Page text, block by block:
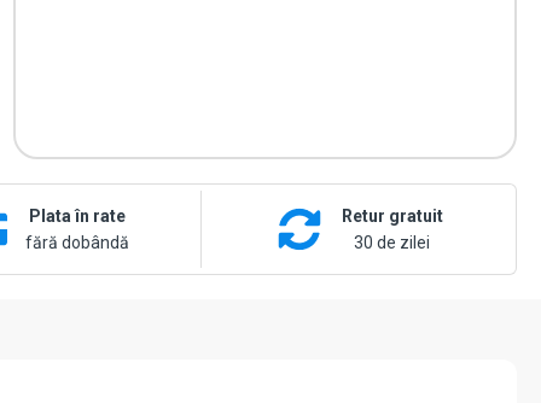
Plata în rate
fără dobândă
Retur gratuit
30 de zilei